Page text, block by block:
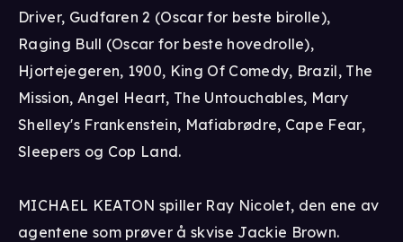
Driver, Gudfaren 2 (Oscar for beste birolle),
Raging Bull (Oscar for beste hovedrolle),
Hjortejegeren, 1900, King Of Comedy, Brazil, The
Mission, Angel Heart, The Untouchables, Mary
Shelley's Frankenstein, Mafiabrødre, Cape Fear,
Sleepers og Cop Land.
MICHAEL KEATON spiller Ray Nicolet, den ene av
agentene som prøver å skvise Jackie Brown.